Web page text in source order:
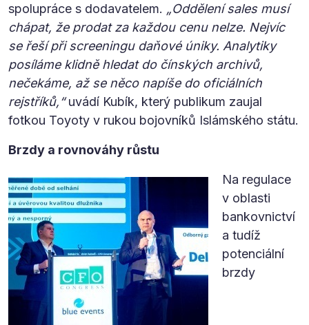
spolupráce s dodavatelem. „Oddělení sales musí
chápat, že prodat za každou cenu nelze. Nejvíc
se řeší při screeningu daňové úniky. Analytiky
posíláme klidně hledat do čínských archivů,
nečekáme, až se něco napíše do oficiálních
rejstříků,“uvádí Kubík, který publikum zaujal
fotkou Toyoty v rukou bojovníků Islámského státu.
Brzdy a rovnováhy růstu
Na regulace
v oblasti
bankovnictví
a tudíž
potenciální
brzdy